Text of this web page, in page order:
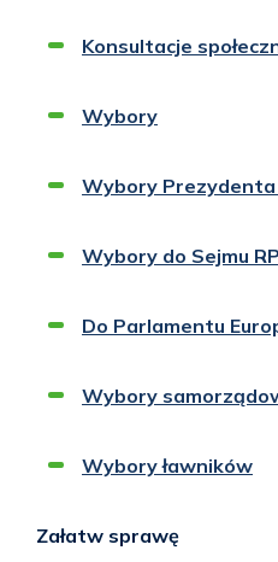
nowejKonsultacje
Wybory
Wybory Prezydenta
Wybory do Sejmu
Do Parlamentu
Wybory
Wybory ławników
Załatw sprawę